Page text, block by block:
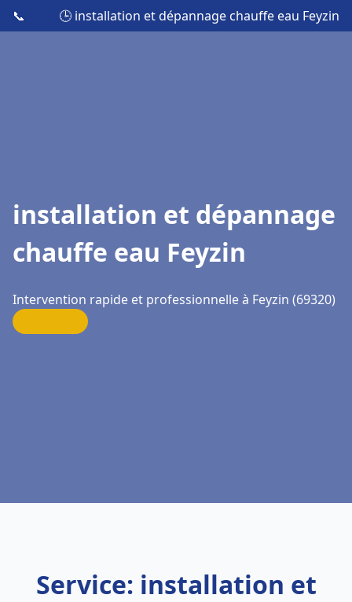
📞 🕒 installation et dépannage chauffe eau Feyzin
installation et dépannage
chauffe eau Feyzin
Intervention rapide et professionnelle à Feyzin (69320)
Service: installation et